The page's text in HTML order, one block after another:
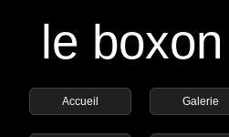
le
Accueil Galerie